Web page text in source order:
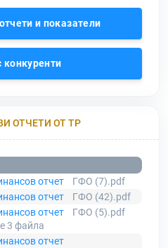
и показатели
конкуренти
ОТЧЕТИ ОТ ТР
отчет
ГФО (7).pdf
отчет
ГФО (42).pdf
отчет
ГФО (5).pdf
3 файла
отчет